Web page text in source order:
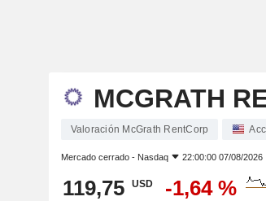
MCGRATH
Valoración McGrath RentCorp
Mercado cerrado - Nasdaq 22:00:00 07/08/2026
119,75 USD -1,64 %